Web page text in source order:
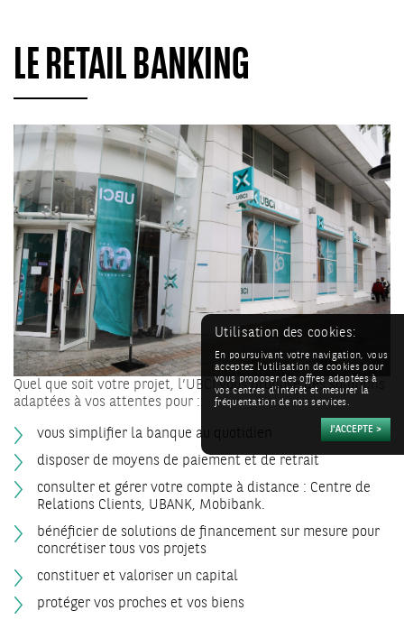
LE RETAIL BANKING
Quel que soit votre projet, l’UBCI vous propose des solutions
adaptées à vos attentes pour :
vous simplifier la banque au quotidien
disposer de moyens de paiement et de retrait
consulter et gérer votre compte à distance : Centre de
Relations Clients, UBANK, Mobibank.
bénéficier de solutions de financement sur mesure pour
concrétiser tous vos projets
constituer et valoriser un capital
protéger vos proches et vos biens
Utilisation des cookies:
En poursuivant votre navigation, vous
acceptez l'utilisation de cookies pour
vous proposer des offres adaptées à
vos centres d'intérêt et mesurer la
fréquentation de nos services.